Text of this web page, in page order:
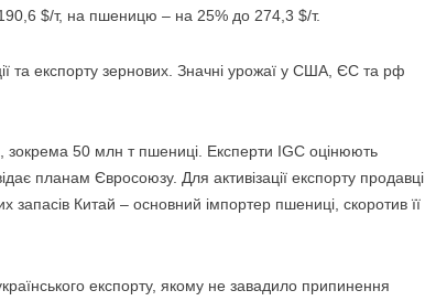
$/т, на пшеницю – на 25% до 274,3 $/т.
та експорту зернових. Значні урожаї у США, ЄС та рф
зокрема 50 млн т пшениці. Експерти IGC оцінюють
планам Євросоюзу. Для активізації експорту продавці
запасів Китай – основний імпортер пшениці, скоротив її
експорту, якому не завадило припинення